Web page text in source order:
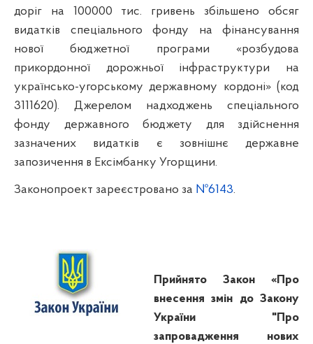
доріг на 100000 тис. гривень збільшено обсяг
видатків спеціального фонду на фінансування
нової бюджетної програми «розбудова
прикордонної дорожньої інфраструктури на
українсько-угорському державному кордоні» (код
3111620). Джерелом надходжень спеціального
фонду державного бюджету для здійснення
зазначених видатків є зовнішнє державне
запозичення в Ексімбанку Угорщини.
Законопроект зареєстровано за №6143.
Прийнято Закон «Про
внесення змін до Закону
України "Про
запровадження нових